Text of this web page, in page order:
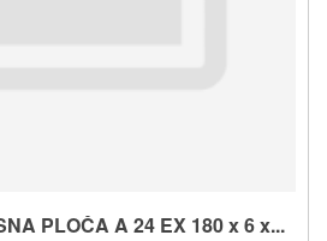
PLOČA A 24 EX 180 x 6 x...